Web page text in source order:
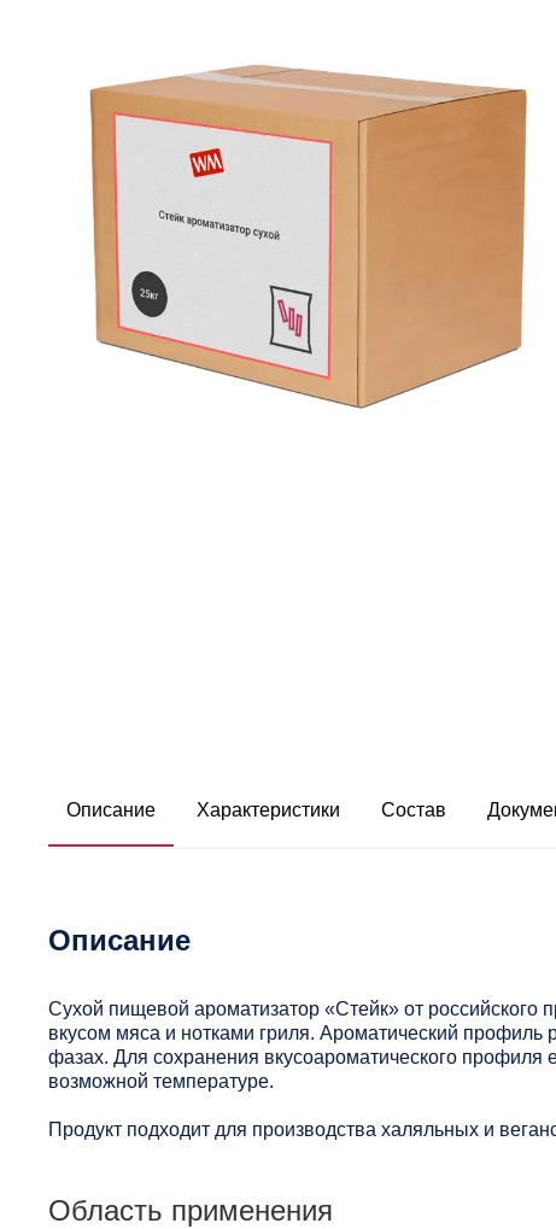
Описание Характеристики Состав
Описание
Сухой пищевой ароматизатор «Стейк» от
вкусом мяса и нотками гриля. Ароматический
фазах. Для сохранения вкусоароматического профиля
возможной температуре.
Продукт подходит для производства халяльных и
Область применения